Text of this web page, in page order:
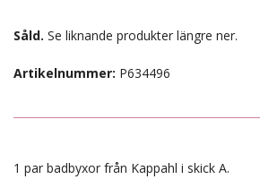
Såld. Se liknande produkter längre ner.
Artikelnummer: P634496
1 par badbyxor från Kappahl i skick A.